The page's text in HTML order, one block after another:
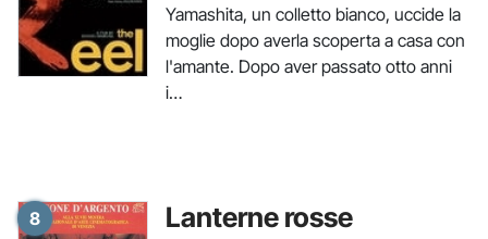
Yamashita, un colletto bianco, uccide la
moglie dopo averla scoperta a casa con
l'amante. Dopo aver passato otto anni
i…
8 Lanterne rosse